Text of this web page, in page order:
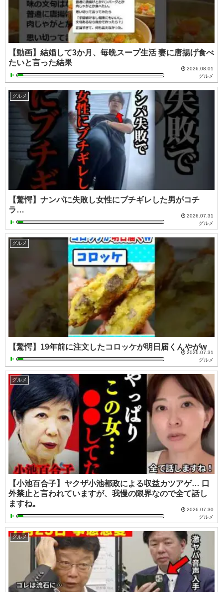
【動画】結婚して3か月、毎晩スープ生活 妻に唐揚げ食べ
たいと言った結果
2026.08.01
グルメ
グルメ
【驚愕】ナンパに失敗し女性にブチギレした男がコチ
ラ…
2026.07.31
グルメ
グルメ
【驚愕】19年前に注文したコロッケが明日届くんやがw
2026.07.31
グルメ
グルメ
【小池百合子】ヤクザ小池都政による収益カツアゲ… 口
外禁止と言われていますが、我慢の限界なので全て話し
ますね。
2026.07.30
グルメ
グルメ